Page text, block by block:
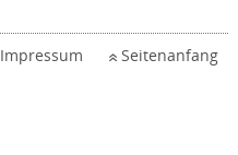
Impressum Seitenanfang